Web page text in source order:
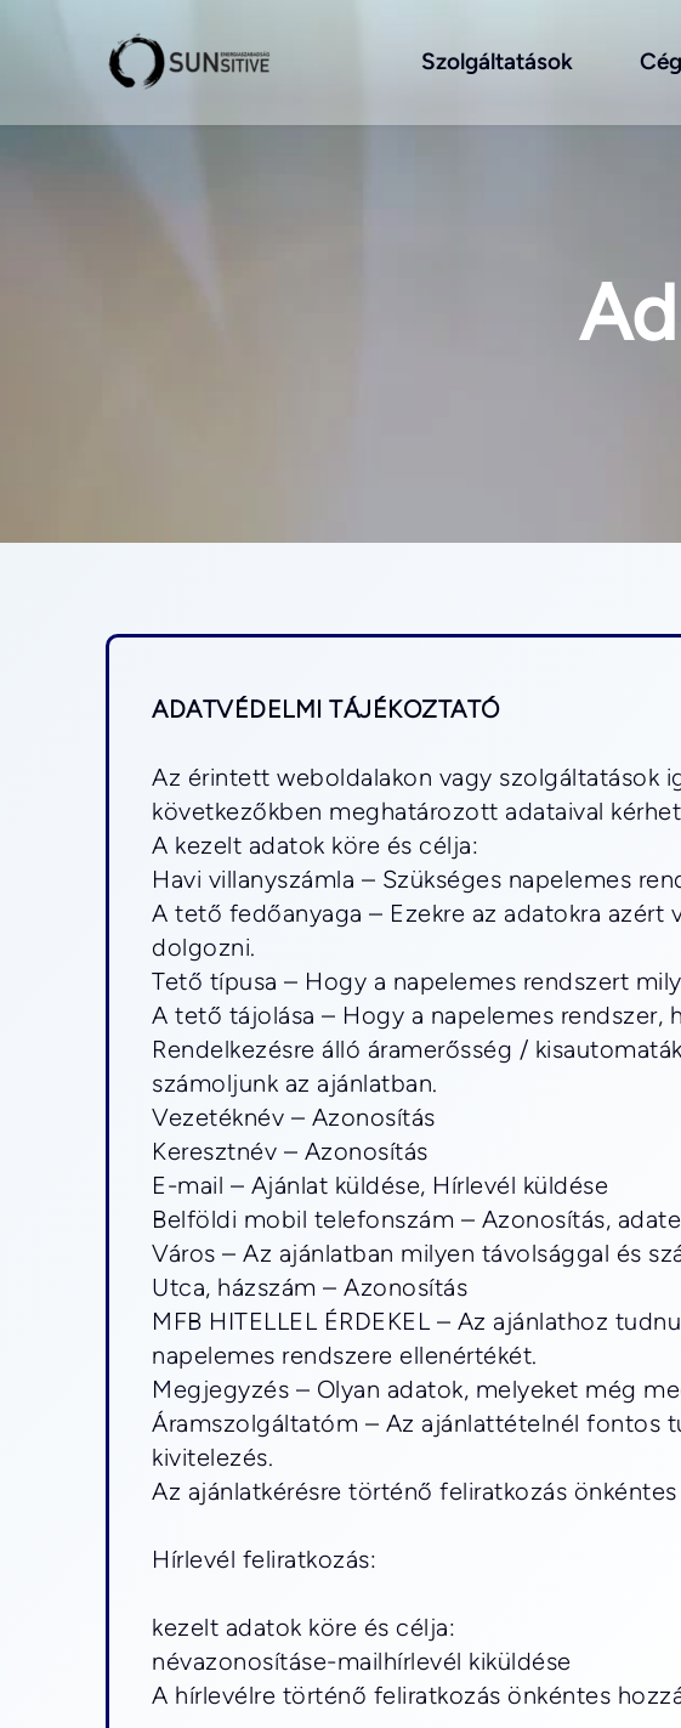
Szolgáltatások
ADATVÉDELMI TÁJÉKOZTATÓ
Az érintett weboldalakon vagy szolgáltatások
következőkben meghatározott adataival
A kezelt adatok köre és célja:
Havi villanyszámla – Szükséges napelemes
A tető fedőanyaga – Ezekre az adatokra azért
dolgozni.
Tető típusa – Hogy a napelemes rendszert
A tető tájolása – Hogy a napelemes rendszer,
Rendelkezésre álló áramerősség /
számoljunk az ajánlatban.
Vezetéknév – Azonosítás
Keresztnév – Azonosítás
E-mail – Ajánlat küldése, Hírlevél küldése
Belföldi mobil telefonszám – Azonosítás,
Város – Az ajánlatban milyen távolsággal és
Utca, házszám – Azonosítás
MFB HITELLEL ÉRDEKEL – Az ajánlathoz
napelemes rendszere ellenértékét.
Megjegyzés – Olyan adatok, melyeket még
Áramszolgáltatóm – Az ajánlattételnél fontos
kivitelezés.
Az ajánlatkérésre történő feliratkozás
Hírlevél feliratkozás:
kezelt adatok köre és célja:
névazonosításe-mailhírlevél kiküldése
A hírlevélre történő feliratkozás önkéntes